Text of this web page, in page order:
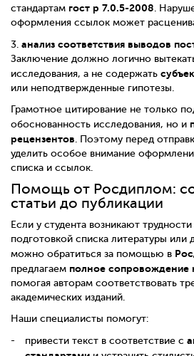
стандартам гост р 7.0.5-2008.
оформления ссылок может
3. анализ соответствия выводов
Заключение должно логично
исследования, а не содержать
или неподтвержденные гипотезы.
Грамотное цитирование не только
обоснованность исследования, но и
рецензентов. Поэтому перед
уделить особое внимание
списка и ссылок.
Помощь от Росдиплом:
статьи до публикации
Если у студента возникают
подготовкой списка литературы или
можно обратиться за помощью в
предлагаем полное сопровождение
помогая авторам соответствовать
академических изданий.
Наши специалисты помогут:
привести текст в соответствие с